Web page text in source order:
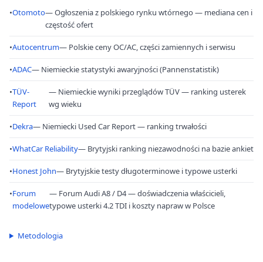
•Otomoto— Ogłoszenia z polskiego rynku wtórnego — mediana cen i
częstość ofert
•Autocentrum— Polskie ceny OC/AC, części zamiennych i serwisu
•ADAC— Niemieckie statystyki awaryjności (Pannenstatistik)
•TÜV-
Report
— Niemieckie wyniki przeglądów TÜV — ranking usterek
wg wieku
•Dekra— Niemiecki Used Car Report — ranking trwałości
•WhatCar Reliability— Brytyjski ranking niezawodności na bazie ankiet
•Honest John— Brytyjskie testy długoterminowe i typowe usterki
•Forum
modelowe
— Forum Audi A8 / D4 — doświadczenia właścicieli,
typowe usterki 4.2 TDI i koszty napraw w Polsce
Metodologia